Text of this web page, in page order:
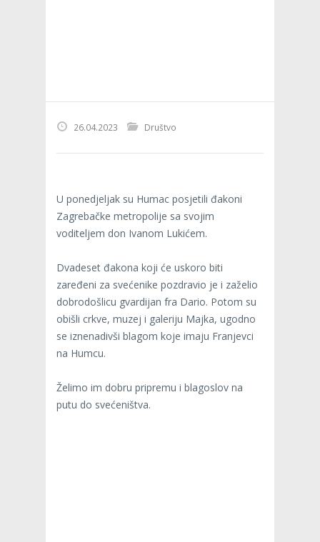
26.04.2023 Društvo
U ponedjeljak su Humac posjetili đakoni
Zagrebačke metropolije sa svojim
voditeljem don Ivanom Lukićem.
Dvadeset đakona koji će uskoro biti
zaređeni za svećenike pozdravio je i zaželio
dobrodošlicu gvardijan fra Dario. Potom su
obišli crkve, muzej i galeriju Majka, ugodno
se iznenadivši blagom koje imaju Franjevci
na Humcu.
Želimo im dobru pripremu i blagoslov na
putu do svećeništva.